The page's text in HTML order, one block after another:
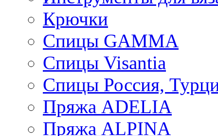
Крючки
Спицы GAMMA
Спицы Visantia
Спицы Россия,
Пряжа ADELIA
Пряжа ALPINA